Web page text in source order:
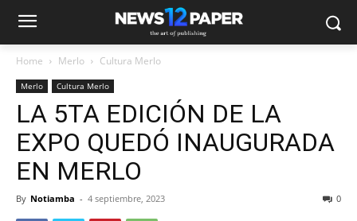
Home Merlo Cultura Merlo
Merlo Cultura Merlo
LA 5TA EDICIÓN DE LA
EXPO QUEDÓ INAUGURADA
EN MERLO
By Notiamba - 4 septiembre, 2023 0